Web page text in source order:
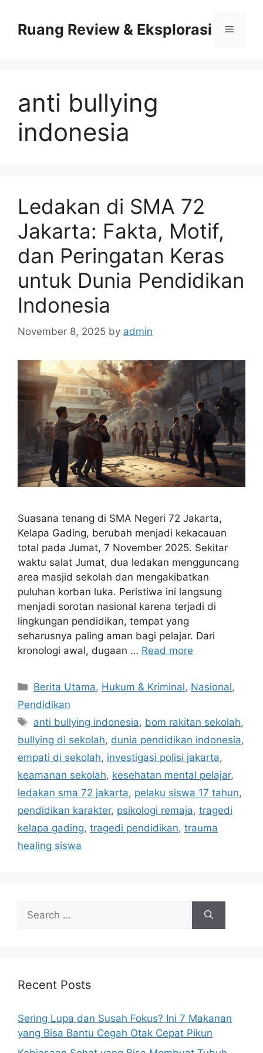
contentRuang Review & Eksplorasi Menu
anti bullying
indonesia
Ledakan di SMA 72
Jakarta: Fakta, Motif,
dan Peringatan Keras
untuk Dunia Pendidikan
Indonesia
November 8, 2025 by admin
Suasana tenang di SMA Negeri 72 Jakarta,
Kelapa Gading, berubah menjadi kekacauan
total pada Jumat, 7 November 2025. Sekitar
waktu salat Jumat, dua ledakan mengguncang
area masjid sekolah dan mengakibatkan
puluhan korban luka. Peristiwa ini langsung
menjadi sorotan nasional karena terjadi di
lingkungan pendidikan, tempat yang
seharusnya paling aman bagi pelajar. Dari
kronologi awal, dugaan … Read more
C
a
e
g
o
r
i
s
Berita Utama, Hukum & Kriminal, Nasional,
Pendidikan
T
a
g
s
anti bullying indonesia, bom rakitan sekolah,
bullying di sekolah, dunia pendidikan indonesia,
empati di sekolah, investigasi polisi jakarta,
keamanan sekolah, kesehatan mental pelajar,
ledakan sma 72 jakarta, pelaku siswa 17 tahun,
pendidikan karakter, psikologi remaja, tragedi
kelapa gading, tragedi pendidikan, trauma
healing siswa
h
r
:
Recent Posts
Sering Lupa dan Susah Fokus? Ini 7 Makanan
yang Bisa Bantu Cegah Otak Cepat Pikun